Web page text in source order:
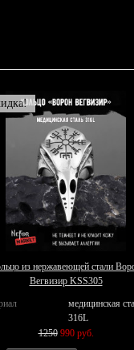
из нержавеющей стали
Вегвизир KSS305
медицинская
316L
1250 990 руб.